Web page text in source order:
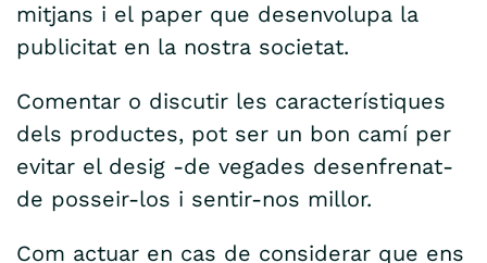
mitjans i el paper que desenvolupa la
publicitat en la nostra societat.
Comentar o discutir les característiques
dels productes, pot ser un bon camí per
evitar el desig -de vegades desenfrenat-
de posseir-los i sentir-nos millor.
Com actuar en cas de considerar que ens